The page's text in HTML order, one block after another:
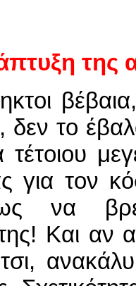
της
δεν το
τέτοιου
για τον
να
Και αν